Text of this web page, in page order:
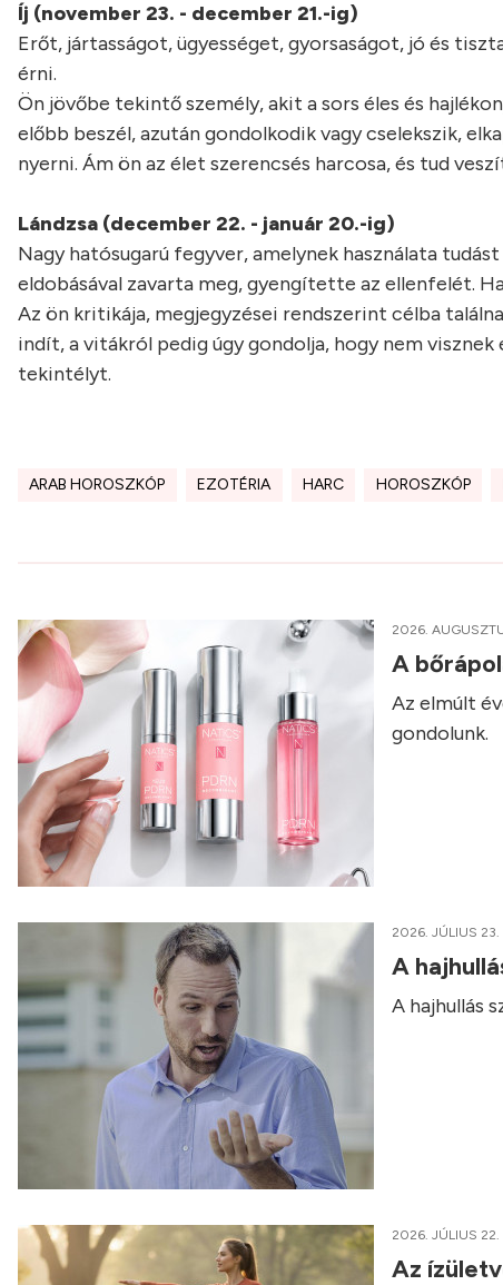
Íj (november 23. - december 21.-ig)
Erőt, jártasságot, ügyességet, gyorsaságot, jó és
érni.
Ön jövőbe tekintő személy, akit a sors éles és
előbb beszél, azután gondolkodik vagy cselekszik,
nyerni. Ám ön az élet szerencsés harcosa, és tud
Lándzsa (december 22. - január 20.-ig)
Nagy hatósugarú fegyver, amelynek használata
eldobásával zavarta meg, gyengítette az ellenfelét.
Az ön kritikája, megjegyzései rendszerint célba
indít, a vitákról pedig úgy gondolja, hogy nem
tekintélyt.
ARAB HOROSZKÓP EZOTÉRIA HARC HOROSZKÓP
2026.
A
Az elmúlt
gondolunk.
2026. JÚLIUS 23.
A
A hajhullás
2026. JÚLIUS 22.
Az